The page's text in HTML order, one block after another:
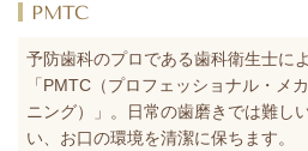
PMTC
予防歯科のプロである歯科衛生士に
「PMTC（プロフェッショナル・メ
ニング）」。日常の歯磨きでは難し
い、お口の環境を清潔に保ちます。